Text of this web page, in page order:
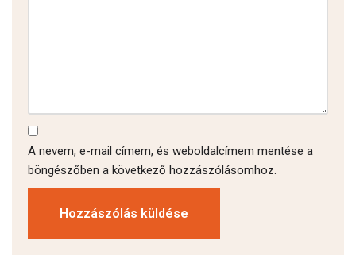
A nevem, e-mail címem, és weboldalcímem mentése a
böngészőben a következő hozzászólásomhoz.